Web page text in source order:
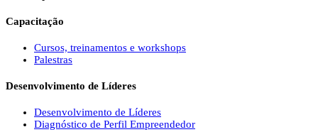
Capacitação
Cursos, treinamentos e workshops
Palestras
Desenvolvimento de Líderes
Desenvolvimento de Líderes
Diagnóstico de Perfil Empreendedor